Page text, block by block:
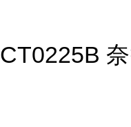
CT0225B